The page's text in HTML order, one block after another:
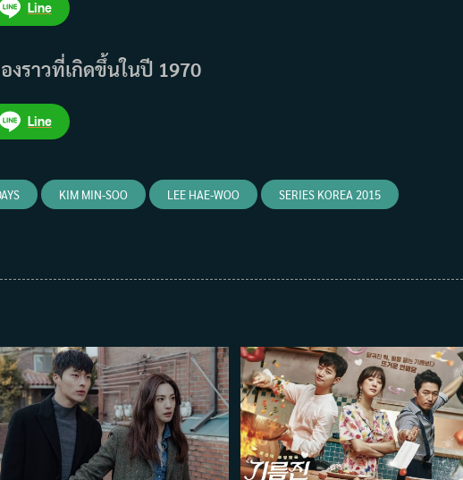
Line
งราวที่เกิดขึ้นในปี 1970
Line
KIM MIN-SOO LEE HAE-WOO SERIES KOREA 2015